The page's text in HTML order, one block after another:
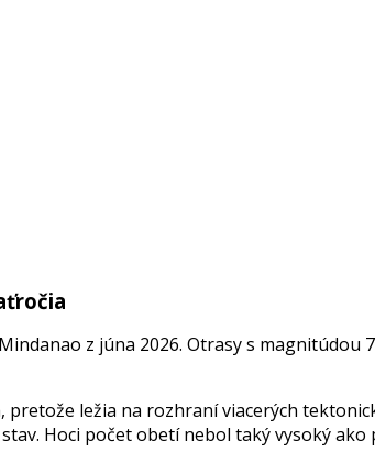
z júna 2026. Otrasy s magnitúdou
ležia na rozhraní viacerých
Hoci počet obetí nebol taký vysoký